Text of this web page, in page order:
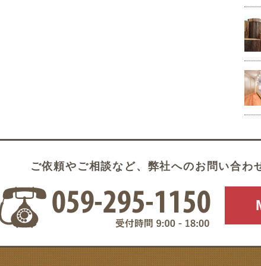
ご依頼やご相談など、弊社へのお問い合わ